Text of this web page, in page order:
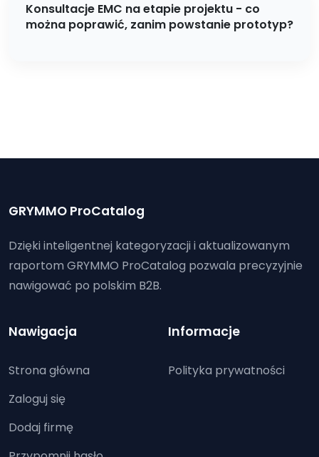
Konsultacje EMC na etapie projektu - co
można poprawić, zanim powstanie prototyp?
GRYMMO ProCatalog
Dzięki inteligentnej kategoryzacji i aktualizowanym
raportom GRYMMO ProCatalog pozwala precyzyjnie
nawigować po polskim B2B.
Nawigacja
Strona główna
Zaloguj się
Dodaj firmę
Informacje
Polityka prywatności